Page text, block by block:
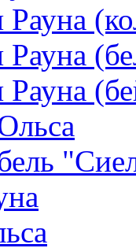
Рауна
Рауна
Рауна